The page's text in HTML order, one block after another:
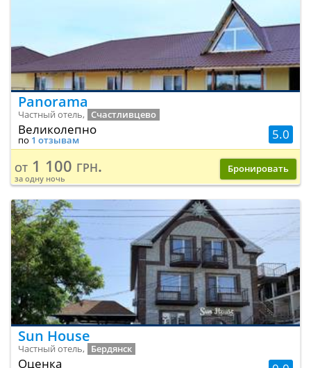
Panorama
Частный отель, Счастливцево
5.0
Великолепно
по 1 отзывам
от 1 100 грн.
за одну ночь
Бронировать
Sun House
Частный отель, Бердянск
Оценка